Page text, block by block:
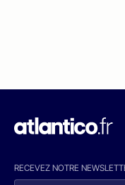
RECEVEZ NOTRE